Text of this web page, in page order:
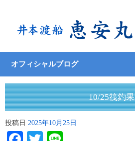
オフィシャルブログ
10/25筏釣果
投稿日 2025年10月25日